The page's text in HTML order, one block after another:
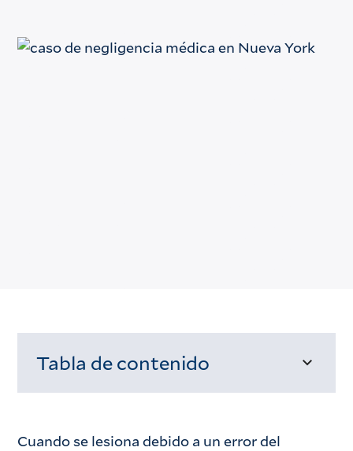
Tabla de contenido
Cuando se lesiona debido a un error del